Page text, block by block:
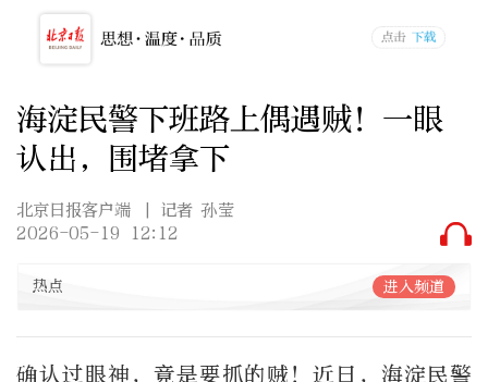
海淀民警下班路上偶遇贼！一眼
认出，围堵拿下
北京日报客户端
| 记者 孙莹
2026-05-19 12:12
热点 进入频道
确认过眼神，竟是要抓的贼！近日，海淀民警